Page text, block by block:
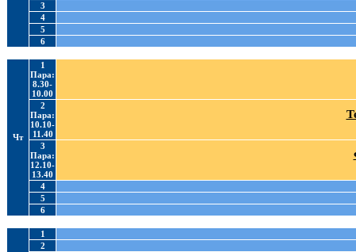
3
4
5
6
Чт
1
Пара:
8.30-
10.00
2
Пара:
10.10-
11.40
3
Пара:
12.10-
13.40
4
5
6
1
2